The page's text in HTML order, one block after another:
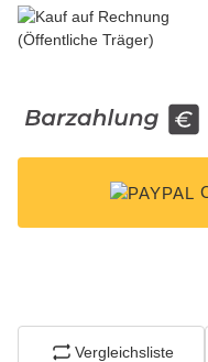
Vergleichsliste